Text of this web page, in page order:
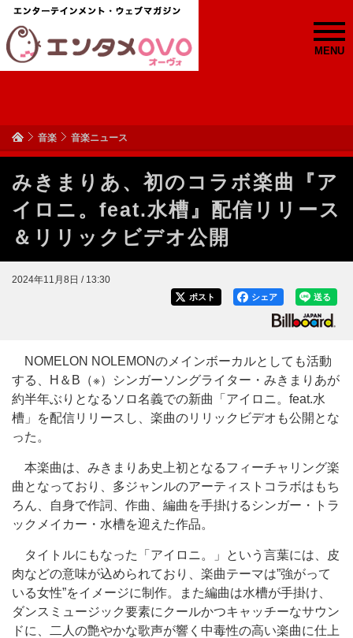
MENU
音楽 音楽ニュース
みきまりあ、初のコラボ楽曲『ア
イロニ。feat.水槽』配信リリース
＆リリックビデオ公開
2024年11月8日 / 13:30
送る
シェア
ポスト
NOMELON NOLEMONのメインボーカルとしても活動
する、H＆B（※）シンガーソングライター・みきまりあが
約半年ぶりとなるソロ名義での新曲「アイロニ。feat.水
槽」を配信リリースし、楽曲のリリックビデオも公開とな
った。
本楽曲は、みきまりあ史上初となるフィーチャリング楽
曲となっており、多ジャンルのアーティストコラボはもち
ろん、自身で作詞、作曲、編曲を手掛けるシンガー・トラ
ックメイカー・水槽を迎えた作品。
タイトルにもなった「アイロニ。」という言葉には、皮
肉などの意味が込められており、楽曲テーマは”強がって
いる女性”をイメージに制作。また編曲は水槽が手掛け、
ダンスミュージック要素にクールかつキャッチーなサウン
ドに、二人の艶やかな歌声が響く中毒性の高い楽曲に仕上